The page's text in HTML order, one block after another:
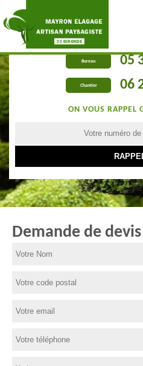
Bureau 05
Chantier 06
ON VOUS RAPPEL
Demande de